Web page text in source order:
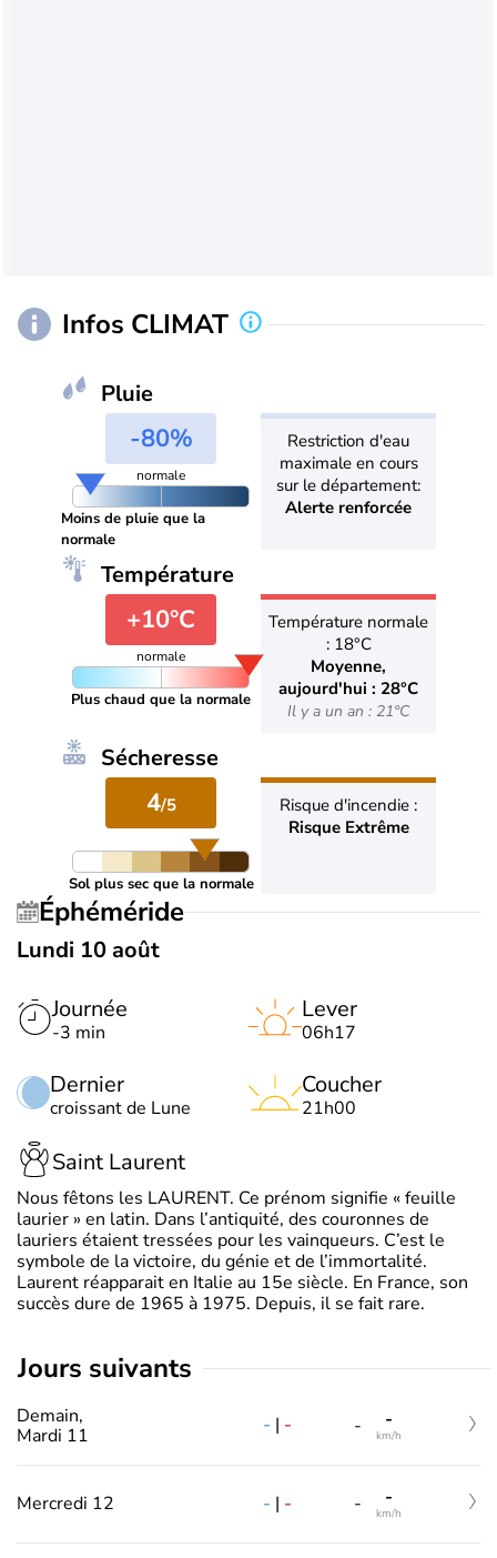
Infos CLIMAT
Pluie
-80%
normale
Moins de pluie que la
normale
Restriction d'eau
maximale en cours
sur le département:
Alerte renforcée
Température
+10°C
normale
Plus chaud que la normale
Température normale
: 18°C
Moyenne,
aujourd'hui : 28°C
Il y a un an : 21°C
Sécheresse
4/5
Sol plus sec que la normale
Risque d'incendie :
Risque Extrême
Éphéméride
Lundi 10 août
Journée
-3 min
Dernier
croissant de Lune
Lever
06h17
Coucher
21h00
Saint Laurent
Nous fêtons les LAURENT. Ce prénom signifie « feuille
laurier » en latin. Dans l’antiquité, des couronnes de
lauriers étaient tressées pour les vainqueurs. C’est le
symbole de la victoire, du génie et de l’immortalité.
Laurent réapparait en Italie au 15e siècle. En France, son
succès dure de 1965 à 1975. Depuis, il se fait rare.
jours suivants
Demain,
Mardi 11
- | - - -
km/h
Mercredi 12 - | - - -
km/h